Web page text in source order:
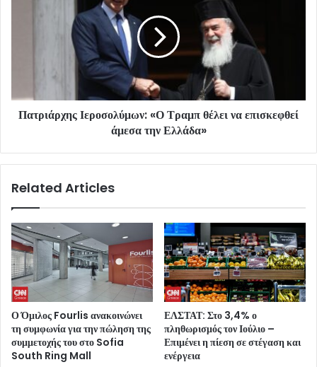
Πατριάρχης Ιεροσολύμων: «Ο Τραμπ θέλει να επισκεφθεί
άμεσα την Ελλάδα»
Related Articles
Ο Όμιλος Fourlis ανακοινώνει
τη συμφωνία για την πώληση της
συμμετοχής του στο Sofia
South Ring Mall
ΕΛΣΤΑΤ: Στο 3,4% ο
πληθωρισμός τον Ιούλιο –
Επιμένει η πίεση σε στέγαση και
ενέργεια